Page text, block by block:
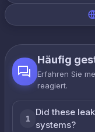
Häufig
Erfahren Sie
reagiert.
1
Did these
systems?